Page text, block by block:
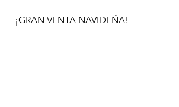
¡GRAN VENTA NAVIDEÑA!